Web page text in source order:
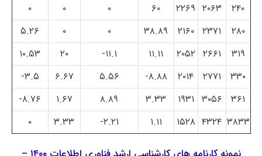
۲۴۰
۲۰۶۳ ۲۲۶۹ ۶۰ ۰ ۰
۰
۲۸۰
۲۳۷۱ ۲۱۶۰ ۳۸.۸۹ ۰ ۰
۵.۲۶
۳۱۹
۲۶۶۱ ۲۰۵۲ ۱۱.۱۱ ۱۱.۱- ۲۰
۱۰.۵۳
۳۳۰
۲۷۷۱ ۲۰۱۴ ۸.۸۸- ۵.۵۶ ۶.۶۷
۳.۵-
۳۶۱
۳۰۵۶ ۱۹۳۱ ۳.۳۳ ۸.۸۹ ۱.۶۷
۸.۷۶-
۳۸۳۳ ۴۳۲۴ ۱۵۲۸ ۱.۱۱ ۲.۲۱- ۳.۳۳ ۰